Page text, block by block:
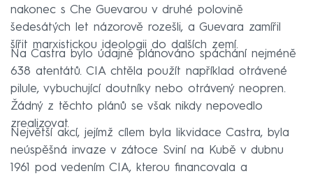
nakonec s Che Guevarou v druhé polovině
šedesátých let názorově rozešli, a Guevara zamířil
šířit marxistickou ideologii do dalších zemí.
Na Castra bylo údajně plánováno spáchání nejméně
638 atentátů. CIA chtěla použít například otrávené
pilule, vybuchující doutníky nebo otrávený neopren.
Žádný z těchto plánů se však nikdy nepovedlo
zrealizovat.
Největší akcí, jejímž cílem byla likvidace Castra, byla
neúspěšná invaze v zátoce Sviní na Kubě v dubnu
1961 pod vedením CIA, kterou financovala a